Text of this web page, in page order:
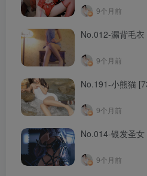
9个月前
No.012-漏背毛衣
9个月前
No.191-小熊猫
9个月前
No.014-银发圣女
9个月前